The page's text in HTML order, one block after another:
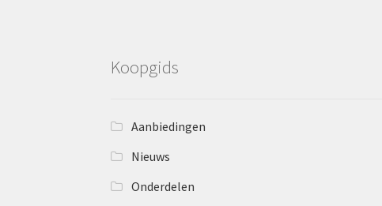
Koopgids
Aanbiedingen
Nieuws
Onderdelen